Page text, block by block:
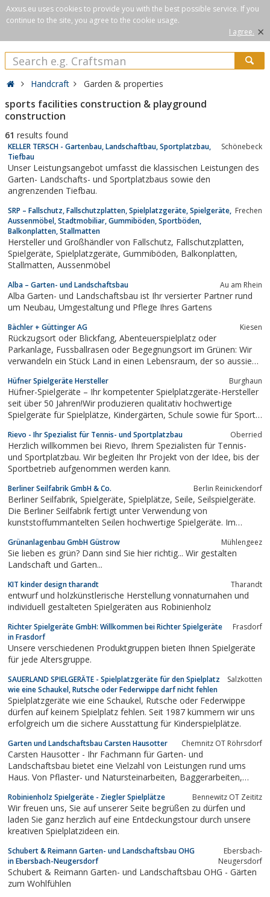
Axxus.eu uses cookies to provide you with the best possible service. If you
continue to the site, you agree to the cookie usage.
I agree. ×
Handcraft Garden & properties
sports facilities construction & playground
construction
61 results found
KELLER TERSCH - Gartenbau, Landschaftbau, Sportplatzbau,
Tiefbau
Schönebeck
Unser Leistungsangebot umfasst die klassischen Leistungen des
Garten- Landschafts- und Sportplatzbaus sowie den
angrenzenden Tiefbau.
SRP – Fallschutz, Fallschutzplatten, Spielplatzgeräte, Spielgeräte,
Aussenmöbel, Stadtmobiliar, Gummiböden, Sportböden,
Balkonplatten, Stallmatten
Frechen
Hersteller und Großhändler von Fallschutz, Fallschutzplatten,
Spielgeräte, Spielplatzgeräte, Gummiböden, Balkonplatten,
Stallmatten, Aussenmöbel
Alba – Garten- und Landschaftsbau Au am Rhein
Alba Garten- und Landschaftsbau ist Ihr versierter Partner rund
um Neubau, Umgestaltung und Pflege Ihres Gartens
Bächler + Güttinger AG Kiesen
Rückzugsort oder Blickfang, Abenteuerspielplatz oder
Parkanlage, Fussballrasen oder Begegnungsort im Grünen: Wir
verwandeln ein Stück Land in einen Lebensraum, der so aussieht
genussreiche, freie Zeit schenken. Dafür sind wir da, das ist
unser Handwerk.
Hüfner Spielgeräte Hersteller Burghaun
Hüfner-Spielgeräte – Ihr kompetenter Spielplatzgeräte-Hersteller
seit über 50 Jahren!Wir produzieren qualitativ hochwertige
Spielgeräte für Spielplätze, Kindergärten, Schule sowie für Sport-
modernster Sicherheitsstandards für die Erhaltung Ihrer Spiel-,...
Rievo - Ihr Spezialist für Tennis- und Sportplatzbau Oberried
Herzlich willkommen bei Rievo, Ihrem Spezialisten für Tennis-
und Sportplatzbau. Wir begleiten Ihr Projekt von der Idee, bis der
Sportbetrieb aufgenommen werden kann.
Berliner Seilfabrik GmbH & Co. Berlin Reinickendorf
Berliner Seilfabrik, Spielgeräte, Spielplätze, Seile, Seilspielgeräte.
Die Berliner Seilfabrik fertigt unter Verwendung von
kunststoffummantelten Seilen hochwertige Spielgeräte. Im
Spielplatzausstattungen
Grünanlagenbau GmbH Güstrow Mühlengeez
Sie lieben es grün? Dann sind Sie hier richtig... Wir gestalten
Landschaft und Garten...
KIT kinder design tharandt Tharandt
entwurf und holzkünstlerische Herstellung vonnaturnahen und
individuell gestalteten Spielgeräten aus Robinienholz
Richter Spielgeräte GmbH: Willkommen bei Richter Spielgeräte
in Frasdorf
Frasdorf
Unsere verschiedenen Produktgruppen bieten Ihnen Spielgeräte
für jede Altersgruppe.
SAUERLAND SPIELGERÄTE - Spielplatzgeräte für den Spielplatz
wie eine Schaukel, Rutsche oder Federwippe darf nicht fehlen
Salzkotten
Spielplatzgeräte wie eine Schaukel, Rutsche oder Federwippe
dürfen auf keinem Spielplatz fehlen. Seit 1987 kümmern wir uns
erfolgreich um die sichere Ausstattung für Kinderspielplätze.
Garten und Landschaftsbau Carsten Hausotter Chemnitz OT Röhrsdorf
Carsten Hausotter - Ihr Fachmann für Garten- und
Landschaftsbau bietet eine Vielzahl von Leistungen rund ums
Haus. Von Pflaster- und Natursteinarbeiten, Baggerarbeiten,
dem Bau von Einfahrten und Terassen, Mauern, Treppen,
Hauseingängen, Kleinkläranlagen bis zum...
Robinienholz Spielgeräte - Ziegler Spielplätze Bennewitz OT Zeititz
Wir freuen uns, Sie auf unserer Seite begrüßen zu dürfen und
laden Sie ganz herzlich auf eine Entdeckungstour durch unsere
kreativen Spielplatzideen ein.
Schubert & Reimann Garten- und Landschaftsbau OHG
in Ebersbach-Neugersdorf
Ebersbach-
Neugersdorf
Schubert & Reimann Garten- und Landschaftsbau OHG - Gärten
zum Wohlfühlen